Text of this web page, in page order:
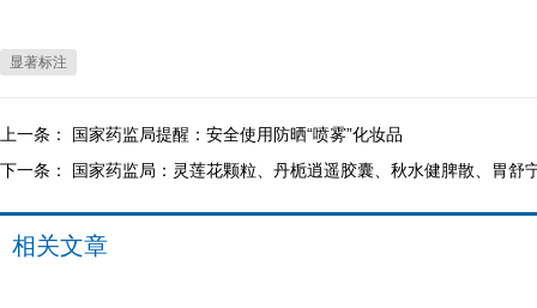
显著标注
上一条： 国家药监局提醒：安全使用防晒“喷雾”化妆品
下一条： 国家药监局：灵莲花颗粒、丹栀逍遥胶囊、秋水健脾散、胃舒
相关文章